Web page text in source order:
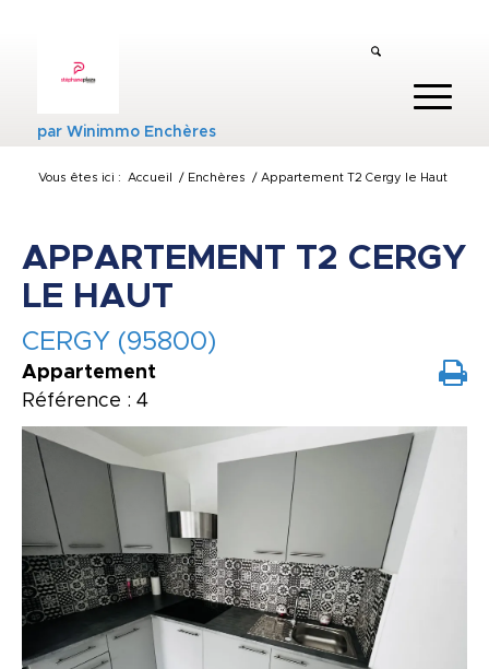
parWinimmo Enchères
Vous êtes ici : Accueil / Enchères / Appartement T2 Cergy le Haut
APPARTEMENT T2 CERGY
LE HAUT
CERGY (95800)
Appartement
Référence : 4